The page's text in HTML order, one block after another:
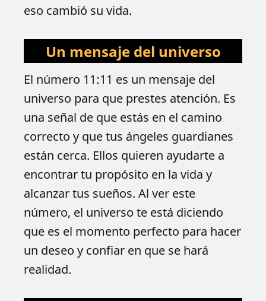
eso cambió su vida.
Un mensaje del universo
El número 11:11 es un mensaje del
universo para que prestes atención. Es
una señal de que estás en el camino
correcto y que tus ángeles guardianes
están cerca. Ellos quieren ayudarte a
encontrar tu propósito en la vida y
alcanzar tus sueños. Al ver este
número, el universo te está diciendo
que es el momento perfecto para hacer
un deseo y confiar en que se hará
realidad.